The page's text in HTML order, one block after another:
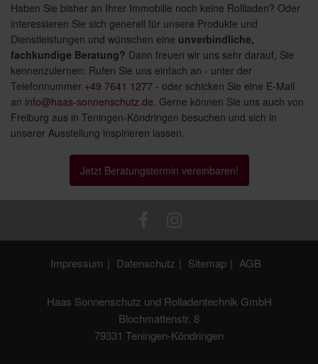
Haben Sie bisher an Ihrer Immobilie noch keine Rollladen? Oder
interessieren Sie sich generell für unsere Produkte und
Dienstleistungen und wünschen eine unverbindliche,
fachkundige Beratung? Dann freuen wir uns sehr darauf, Sie
kennenzulernen: Rufen Sie uns einfach an - unter der
Telefonnummer +49 7641 1277 - oder schicken Sie eine E-Mail
an info@haas-sonnenschutz.de. Gerne können Sie uns auch von
Freiburg aus in Teningen-Köndringen besuchen und sich in
unserer Ausstellung inspirieren lassen.
Jetzt Beratungstermin vereinbaren!
Impressum Datenschutz Sitemap AGB
Haas Sonnenschutz und Rolladentechnik GmbH
Blochmattenstr. 8
79331 Teningen-Köndringen